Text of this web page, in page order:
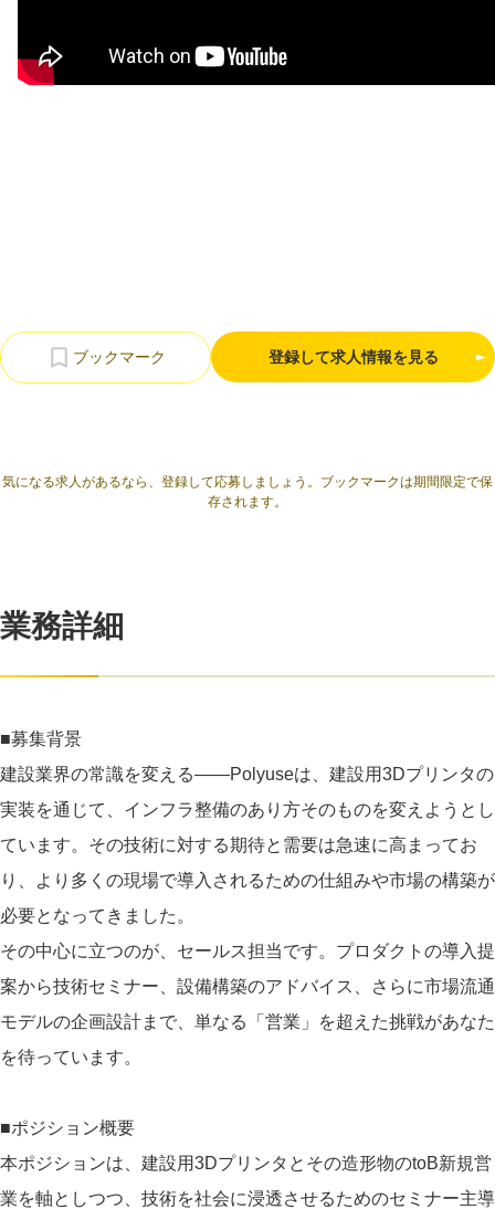
登録して求人情報を見る
気になる求人があるなら、登録して応募しましょう。ブックマークは期間限定で保
存されます。
業務詳細
■募集背景
建設業界の常識を変える——Polyuseは、建設用3Dプリンタの
実装を通じて、インフラ整備のあり方そのものを変えようとし
ています。その技術に対する期待と需要は急速に高まってお
り、より多くの現場で導入されるための仕組みや市場の構築が
必要となってきました。
その中心に立つのが、セールス担当です。プロダクトの導入提
案から技術セミナー、設備構築のアドバイス、さらに市場流通
モデルの企画設計まで、単なる「営業」を超えた挑戦があなた
を待っています。
■ポジション概要
本ポジションは、建設用3Dプリンタとその造形物のtoB新規営
業を軸としつつ、技術を社会に浸透させるためのセミナー主導